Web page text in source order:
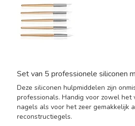
Set van 5 professionele siliconen
Deze siliconen hulpmiddelen zijn
professionals. Handig voor zowel het
nagels als voor het zeer gemakkelijk
reconstructiegels.